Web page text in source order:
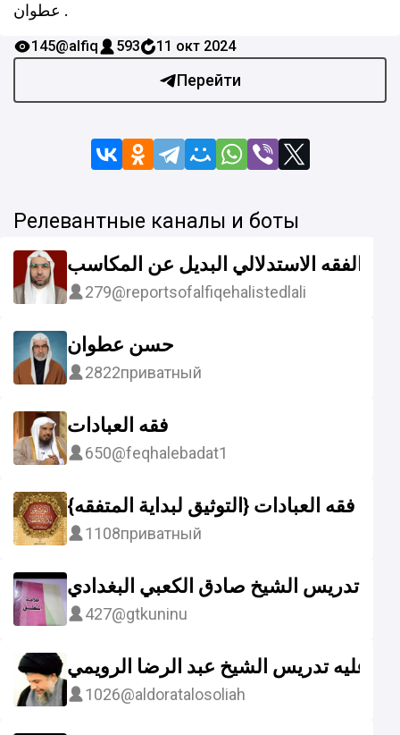
عطوان .
Перейти
145@alfiq 593 11 окт 2024
Релевантные каналы и боты
الفقه الاستدلالي البديل عن المكاسب
279@reportsofalfiqehalistedlali
حسن عطوان
2822приватный
فقه العبادات
650@feqhalebadat1
فقه العبادات {التوثيق لبداية المتفقه}
1108приватный
تدريس الشيخ صادق الكعبي البغدادي
427@gtkuninu
عليه تدريس الشيخ عبد الرضا الرويمي
1026@aldoratalosoliah